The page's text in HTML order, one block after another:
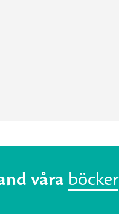
våra böcker